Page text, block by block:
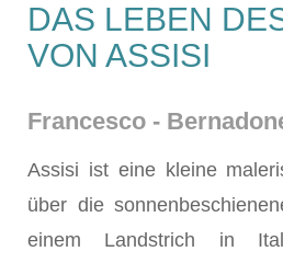
DAS LEBEN
VON ASSISI
Francesco -
Assisi ist eine kleine
über die
einem Landstrich in